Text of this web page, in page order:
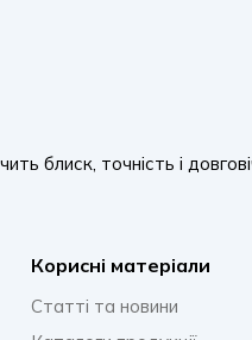
блиск, точність і
Корисні матеріали
Статті та новини